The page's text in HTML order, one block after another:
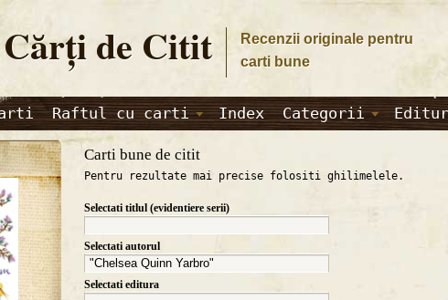
Cărţi de Citit
Recenzii originale pentru
carti bune
Raftul cu carti Index Categorii
Carti bune de citit
Pentru rezultate mai precise folositi ghilimelele.
Selectati titlul (evidentiere serii)
Selectati autorul
Selectati editura